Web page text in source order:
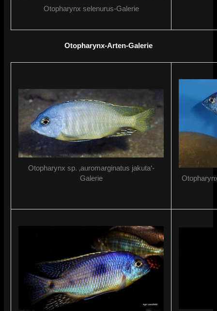
Otopharynx selenurus-Galerie
Otopharynx-Arten-Galerie
Otopharynx sp. ‚auromarginatus jakuta‘-
Galerie